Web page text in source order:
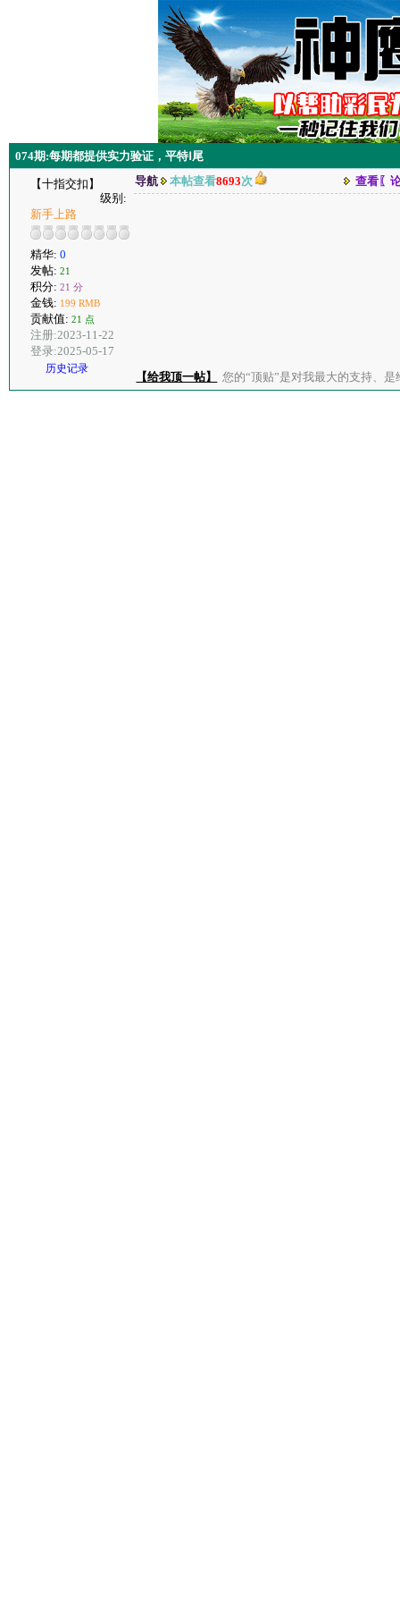
074期:每期都提供实力验证，平特Ⅰ尾
【十指交扣】
级别:
新手上路
精华: 0
发帖: 21
积分: 21 分
金钱: 199 RMB
贡献值: 21 点
注册:2023-11-22
登录:2025-05-17
历史记录
导航 本帖查看8693次 查看〖
【给我顶一帖】 您的“顶贴”是对我最大的支持、